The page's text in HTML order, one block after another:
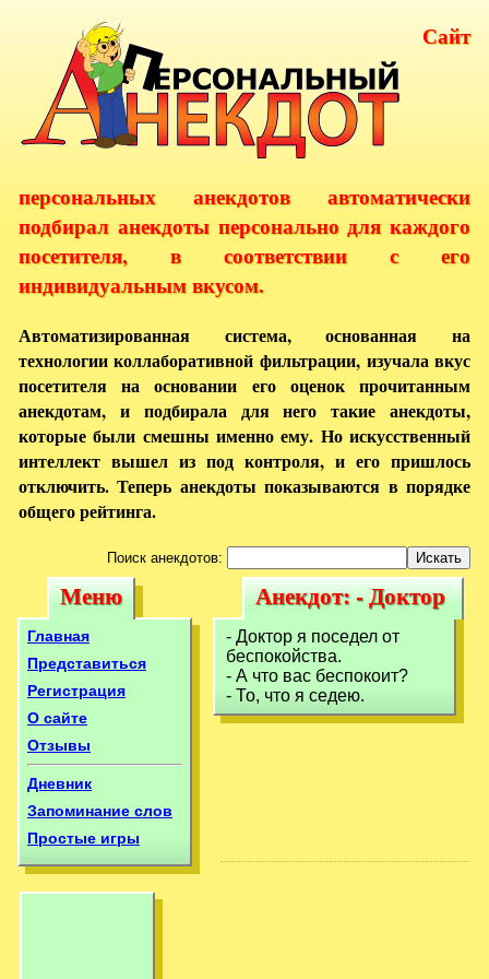
Сайт
персональных анекдотов автоматически
подбирал анекдоты персонально для каждого
посетителя, в соответствии с его
индивидуальным вкусом.
Автоматизированная система, основанная на
технологии коллаборативной фильтрации, изучала вкус
посетителя на основании его оценок прочитанным
анекдотам, и подбирала для него такие анекдоты,
которые были смешны именно ему. Но искусственный
интеллект вышел из под контроля, и его пришлось
отключить. Теперь анекдоты показываются в порядке
общего рейтинга.
Поиск анекдотов:
Меню
Меню
Главная
Представиться
Регистрация
О сайте
Отзывы
Дневник
Запоминание слов
Простые игры
Анекдот: -
Доктор я поседел
от беспокойства.-
Анекдот: - Доктор
я поседел от
беспокойства.-
- Доктор я поседел от
беспокойства.
- А что вас беспокоит?
- То, что я седею.